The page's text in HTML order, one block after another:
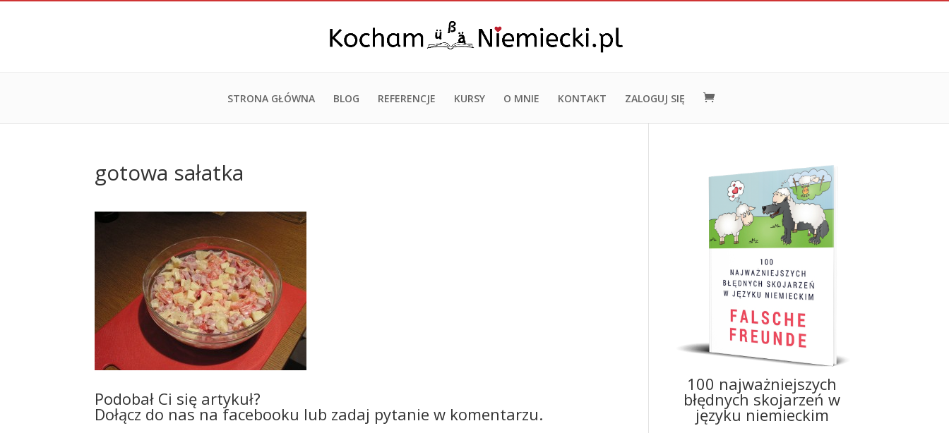
STRONA GŁÓWNA BLOG REFERENCJE KURSY O MNIE KONTAKT ZALOGUJ SIĘ
gotowa sałatka
Podobał Ci się artykuł?
Dołącz do nas na facebooku lub zadaj pytanie w komentarzu.
100 najważniejszych
błędnych skojarzeń w
języku niemieckim